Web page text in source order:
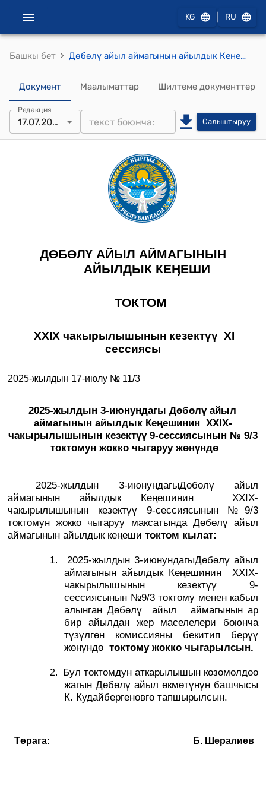
KG RU
Башкы бет › Дөбөлү айыл аймагынын айылдык Кенешинин 2025-жылдын 17-июлундагы "2025-жылдын 3-июнундагы Дөбөлү айыл аймагынын айылдык Кеңешинин ХХIX-чакырылышынын кезектүү 9-сессиясынын № 9/3 токтомун жокко чыгаруу жөнүндө" №11/3 токтому
Документ Маалыматтар Шилтеме документтер
Редакция
17.07.2025 Салыштыруу